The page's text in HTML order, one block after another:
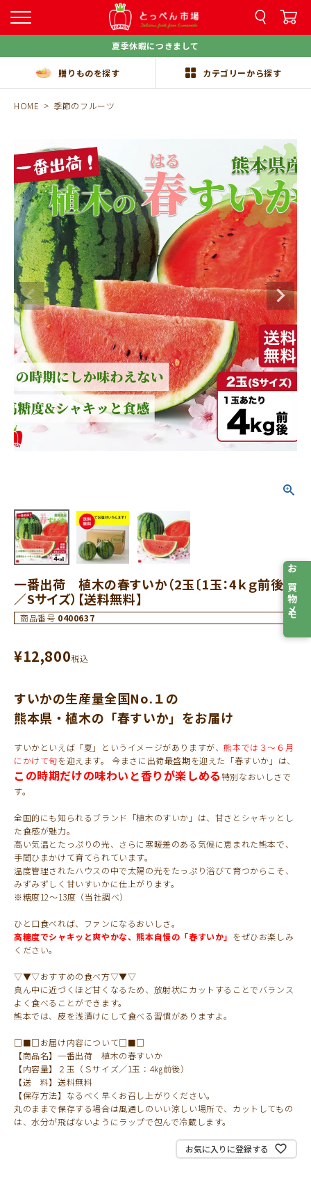
夏季休暇につきまして
贈りものを探す カテゴリーから探す
HOME 季節のフルーツ
一番出荷 植木の春すいか（2玉〔1玉：4ｋｇ前後〕
／Sサイズ）【送料無料】
商品番号 0400637
¥12,800税込
すいかの生産量全国No.１の
熊本県・植木の「春すいか」をお届け
すいかといえば「夏」というイメージがありますが、熊本では３～６月
にかけて旬を迎えます。 今まさに出荷最盛期を迎えた「春すいか」は、
この時期だけの味わいと香りが楽しめる特別なおいしさで
す。
全国的にも知られるブランド「植木のすいか」は、甘さとシャキッとし
た食感が魅力。
高い気温とたっぷりの光、さらに寒暖差のある気候に恵まれた熊本で、
手間ひまかけて育てられています。
温度管理されたハウスの中で太陽の光をたっぷり浴びて育つからこそ、
みずみずしく甘いすいかに仕上がります。
※糖度12～13度（当社調べ）
ひと口食べれば、ファンになるおいしさ。
高糖度でシャキッと爽やかな、熊本自慢の「春すいか」 をぜひお楽しみ
ください。
▽▼▽おすすめの食べ方▽▼▽
真ん中に近づくほど甘くなるため、放射状にカットすることでバランス
よく食べることができます。
熊本では、皮を浅漬けにして食べる習慣がありますよ。
□■□お届け内容について□■□
【商品名】一番出荷 植木の春すいか
【内容量】２玉（Ｓサイズ／1玉：4㎏前後）
【送 料】送料無料
【保存方法】なるべく早くお召し上がりください。
丸のままで保存する場合は風通しのいい涼しい場所で、カットしてもの
は、水分が飛ばないようにラップで包んで冷蔵します。
お気に入りに登録する
お買物メモ